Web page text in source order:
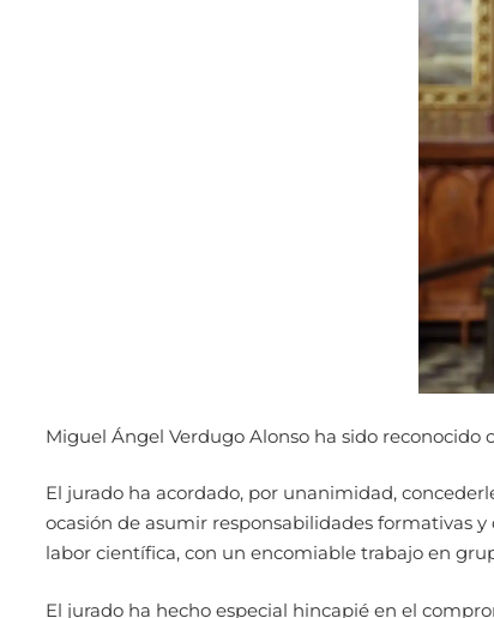
Miguel Ángel Verdugo Alonso ha sido reconocido
El jurado ha acordado, por unanimidad,
ocasión de asumir responsabilidades formativas
labor científica, con un encomiable trabajo en
El jurado ha hecho especial hincapié en el